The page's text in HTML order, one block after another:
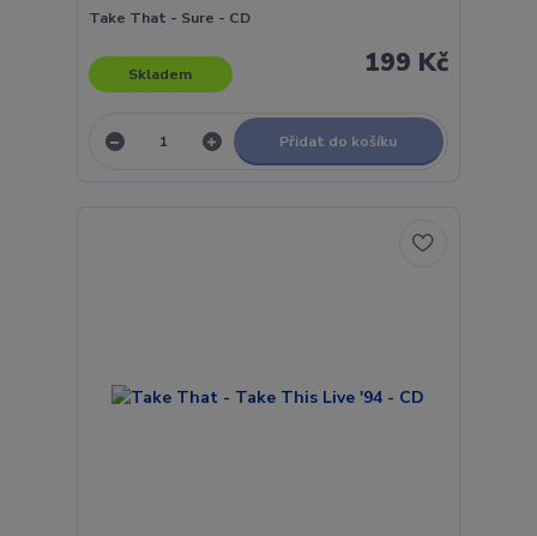
Take That - Sure - CD
199 Kč
Skladem
Přidat do košíku